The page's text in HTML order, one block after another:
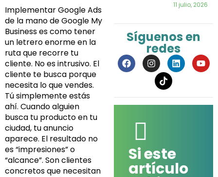
Implementar Google Ads
de la mano de Google My
Business es como tener
un letrero enorme en la
ruta que recorre tu
cliente. No es intrusivo. El
cliente te busca porque
necesita lo que vendes.
Tú simplemente estás
ahí. Cuando alguien
busca tu producto en tu
ciudad, tu anuncio
aparece. El resultado no
es “impresiones” o
“alcance”. Son clientes
concretos que necesitan
11 julio, 2026
Síguenos en
redes
F
a
c
I
n
s
L
i
n
Y
o
u
Si este
artículo